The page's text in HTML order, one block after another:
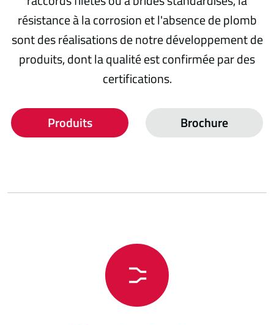
résistance à la corrosion et l'absence de plomb
sont des réalisations de notre développement de
produits, dont la qualité est confirmée par des
certifications.
Produits Brochure